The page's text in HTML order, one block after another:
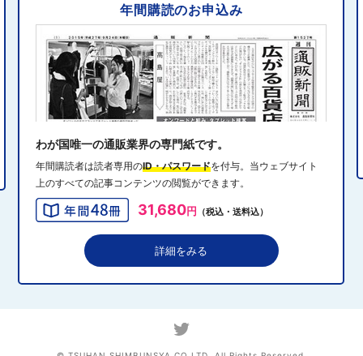
2024年10月31日 14:10
消費者庁、美容液通販に特定商取引法違反で9カ月の業務
停止命令
2024年10月31日 14:32
り込み
2024年10月31日 13:40
QVCジャパンがゾゾと”コーデ対決”、”千葉愛”テーマにフ
8
年間購読のお申込み
わが国唯一の通販業界の専門紙です。
年間購読者は読者専用のID・パスワードを付与。当ウェブサイト
上のすべての記事コンテンツの閲覧ができます。
31,680円 （税込・送料込）
詳細をみる